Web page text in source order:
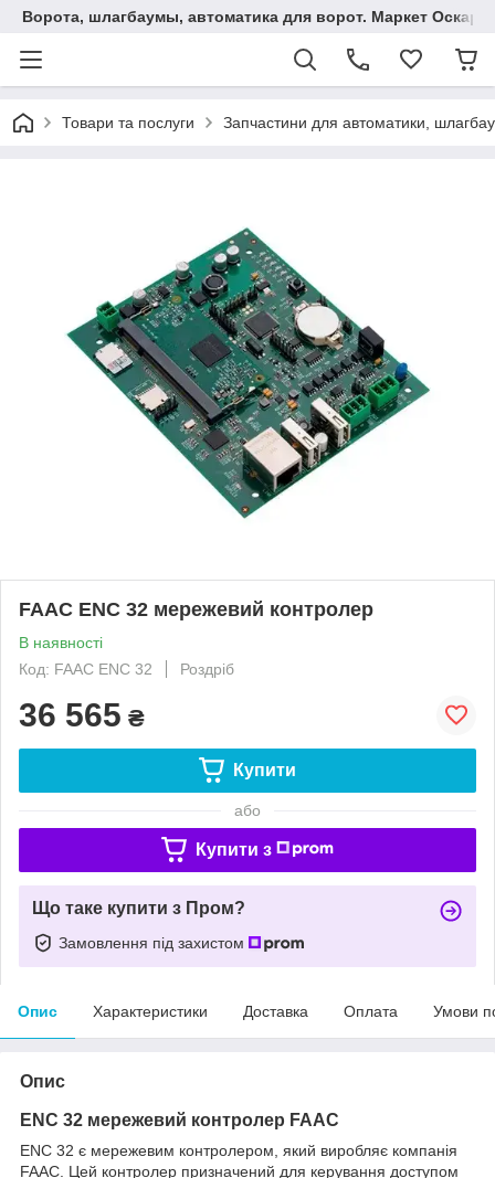
Ворота, шлагбаумы, автоматика для ворот. Маркет Оскар.
Товари та послуги Запчастини для автоматики,
FAAC ENC 32 мережевий контролер
В наявності
Код: FAAC ENC 32
Роздріб
36 565 ₴
Купити
або
Купити з
Що таке купити з Пром?
Замовлення під захистом
Опис Характеристики Доставка Оплата Умови
Опис
ENC 32 мережевий контролер FAAC
ENC 32 є мережевим контролером, який виробляє компанія
FAAC. Цей контролер призначений для керування доступом